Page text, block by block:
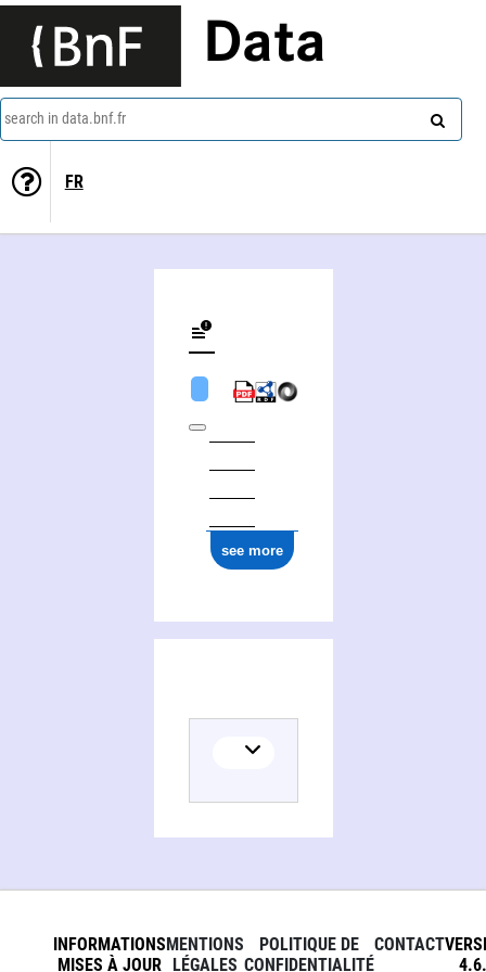
Data
search in data.bnf.fr
FR
see more
INFORMATIONS
MISES À JOUR
MENTIONS
LÉGALES
POLITIQUE DE
CONFIDENTIALITÉ
CONTACT